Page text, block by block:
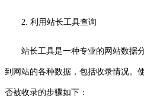
2. 利用站长工具查询
站长工具是一种专业的网站数据
到网站的各种数据，包括收录情况。
否被收录的步骤如下：